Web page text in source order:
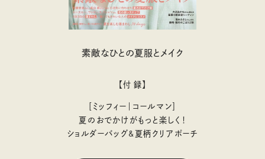
素敵なひとの夏服とメイク
【付 録】
［ミッフィー｜コールマン］
夏のおでかけがもっと楽しく！
ショルダーバッグ&夏柄クリアポーチ